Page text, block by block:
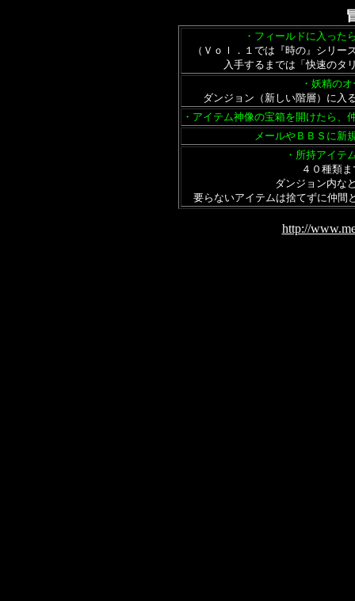
・フィールドに入った
（Ｖｏｌ．１では『時の』シリ
入手するまでは「快速のタ
・妖精の
ダンジョン（新しい階層）に入
・アイテム神像の宝箱を開けたら
メールやＢＢＳに新
・所持アイテ
４０種類
ダンジョン内な
要らないアイテムは捨てずに仲間
http://